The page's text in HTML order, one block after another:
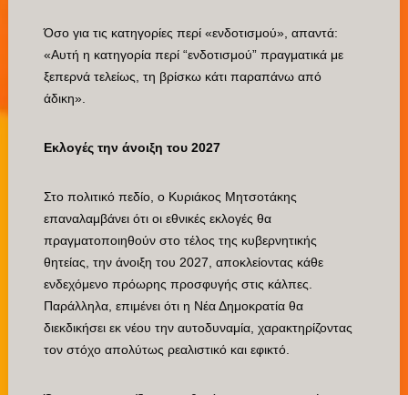
Όσο για τις κατηγορίες περί «ενδοτισμού», απαντά:
«Αυτή η κατηγορία περί “ενδοτισμού” πραγματικά με
ξεπερνά τελείως, τη βρίσκω κάτι παραπάνω από
άδικη».
Εκλογές την άνοιξη του 2027
Στο πολιτικό πεδίο, ο Κυριάκος Μητσοτάκης
επαναλαμβάνει ότι οι εθνικές εκλογές θα
πραγματοποιηθούν στο τέλος της κυβερνητικής
θητείας, την άνοιξη του 2027, αποκλείοντας κάθε
ενδεχόμενο πρόωρης προσφυγής στις κάλπες.
Παράλληλα, επιμένει ότι η Νέα Δημοκρατία θα
διεκδικήσει εκ νέου την αυτοδυναμία, χαρακτηρίζοντας
τον στόχο απολύτως ρεαλιστικό και εφικτό.